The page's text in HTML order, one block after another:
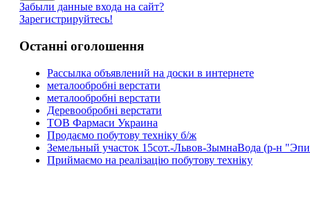
Забыли данные входа на сайт?
Зарегистрируйтесь!
Останні оголошення
Рассылка объявлений на доски в интернете
металообробні верстати
металообробні верстати
Деревообробні верстати
ТОВ Фармаси Украина
Продаємо побутову техніку б/ж
Земельный участок 15сот.-Львов-ЗымнаВода (р-н
Приймаємо на реалізацію побутову техніку